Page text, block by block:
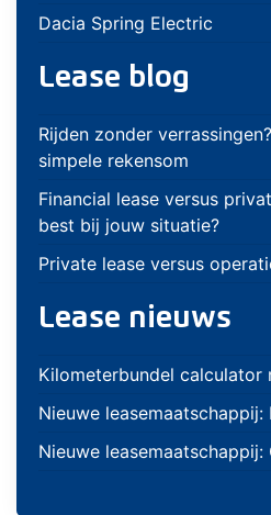
Dacia Spring Electric
Lease blog
Rijden zonder
simpele rekensom
Financial lease versus
best bij jouw situatie?
Private lease versus
Lease nieuws
Kilometerbundel calculator
Nieuwe leasemaatschappij:
Nieuwe leasemaatschappij: